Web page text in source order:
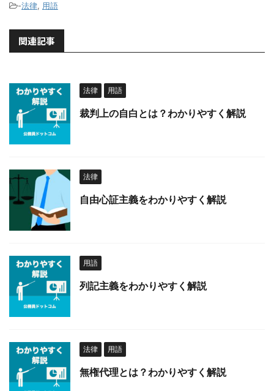
-法律, 用語
関連記事
法律 用語
裁判上の自白とは？わかりやすく解説
法律
自由心証主義をわかりやすく解説
用語
列記主義をわかりやすく解説
法律 用語
無権代理とは？わかりやすく解説